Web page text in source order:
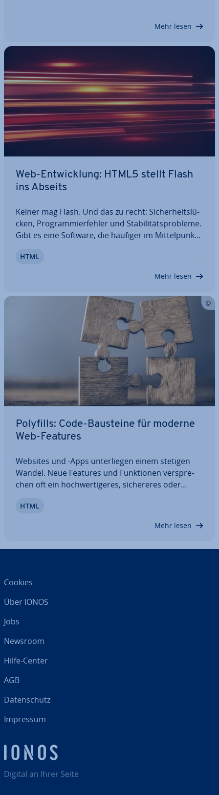
vor­de­fi­nier­ten Klassen und Methoden stützen. Die
Mehr lesen
Web-Ent­wick­lung: HTML5 stellt Flash
ins Abseits
Keiner mag Flash. Und das zu recht: Si­cher­heits­lü­
cken, Pro­gram­mier­feh­ler und Sta­bi­li­täts­pro­ble­me.
Gibt es eine Software, die häufiger im Mit­tel­punkt
ti­me­dia-Lösung? Jahrelang galt Flash als Quasi-
HTML
Mehr lesen
Polyfills: Code-Bausteine für moderne
Web-Features
Websites und -Apps un­ter­lie­gen einem stetigen
Wandel. Neue Features und Funk­tio­nen ver­spre­
chen oft ein hoch­wer­ti­ge­res, si­che­re­res oder
Im­ple­men­tie­rung häufig reine Formsache ist. Viele
HTML
Mehr lesen
Digital an Ihrer Seite
Cookies
Über IONOS
Jobs
Newsroom
Hilfe-Center
AGB
Da­ten­schutz
Impressum